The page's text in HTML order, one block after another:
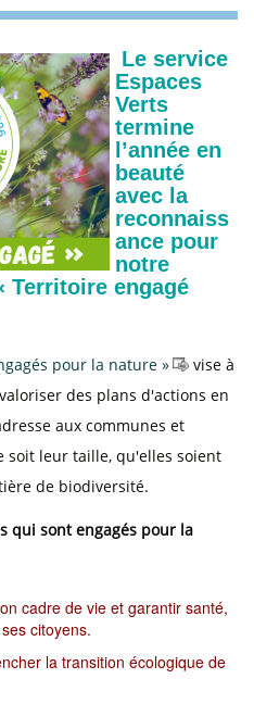
Le service
Espaces
Verts
termine
l’année en
beauté
avec la
reconnaiss
ance pour
notre
Territoire engagé
pour la nature »
vise à
des plans d'actions en
aux communes et
leur taille, qu'elles soient
de biodiversité.
qui sont engagés pour la
cadre de vie et garantir santé,
citoyens.
la transition écologique de